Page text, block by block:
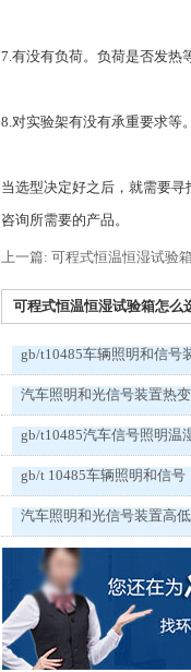
7.有没有负荷。负荷是否发热
8.对实验架有没有承重要求等
当选型决定好之后，就需要
咨询所需要的产品。
上一篇: 可程式恒温恒湿试验
可程式恒温恒湿试验箱怎么
gb/t10485车辆照明和信号
汽车照明和光信号装置热
gb/t10485汽车信号照明温
gb/t 10485车辆照明和信号
汽车照明和光信号装置高